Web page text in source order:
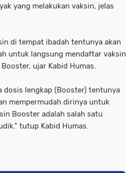
yang melakukan vaksin, jelas
di tempat ibadah tentunya akan
untuk langsung mendaftar vaksin
ujar Kabid Humas.
dosis lengkap (Booster) tentunya
mempermudah dirinya untuk
Booster adalah salah satu
tutup Kabid Humas.